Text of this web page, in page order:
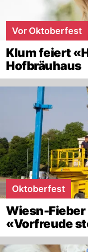
Vor Oktoberfest
Klum feiert
Hofbräuhaus
Oktoberfest
Wiesn-
«Vorfreude